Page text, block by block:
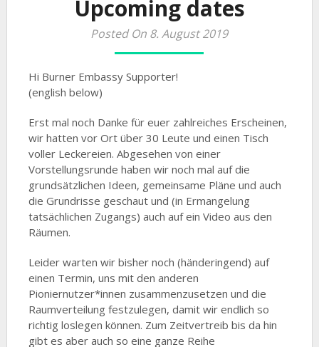
Upcoming dates
Posted On 8. August 2019
Hi Burner Embassy Supporter!
(english below)
Erst mal noch Danke für euer zahlreiches Erscheinen,
wir hatten vor Ort über 30 Leute und einen Tisch
voller Leckereien. Abgesehen von einer
Vorstellungsrunde haben wir noch mal auf die
grundsätzlichen Ideen, gemeinsame Pläne und auch
die Grundrisse geschaut und (in Ermangelung
tatsächlichen Zugangs) auch auf ein Video aus den
Räumen.
Leider warten wir bisher noch (händeringend) auf
einen Termin, uns mit den anderen
Pioniernutzer*innen zusammenzusetzen und die
Raumverteilung festzulegen, damit wir endlich so
richtig loslegen können. Zum Zeitvertreib bis da hin
gibt es aber auch so eine ganze Reihe